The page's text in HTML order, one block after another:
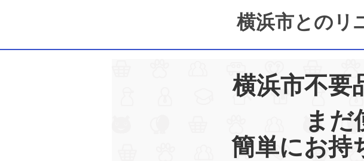
横浜市とのリ
横浜市不要
まだ
簡単にお持